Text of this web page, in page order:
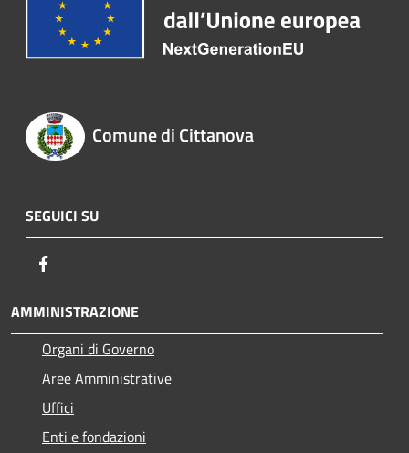
Comune di Cittanova
SEGUICI SU
AMMINISTRAZIONE
Organi di Governo
Aree Amministrative
Uffici
Enti e fondazioni